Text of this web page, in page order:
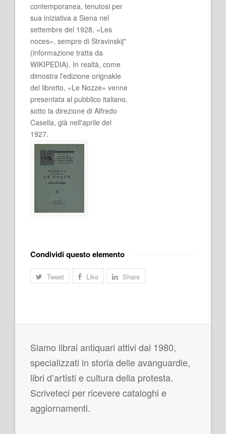
contemporanea, tenutosi per
sua iniziativa a Siena nel
settembre del 1928, «Les
noces», sempre di Stravinskij"
(informazione tratta da
WIKIPEDIA). In realtà, come
dimostra l'edizione orignakle
del libretto, «Le Nozze» venne
presentata al pubblico italiano,
sotto la direzione di Alfredo
Casella, già nell'aprile del
1927.
Condividi questo elemento
Tweet Like Share
Siamo librai antiquari attivi dal 1980,
specializzati in storia delle avanguardie,
libri d’artisti e cultura della protesta.
Scriveteci per ricevere cataloghi e
aggiornamenti.